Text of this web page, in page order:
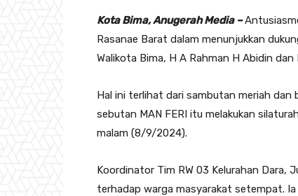
Kota Bima, Anugerah Media –
Rasanae Barat dalam menunjukkan
Walikota Bima, H A Rahman H Abidin
Hal ini terlihat dari sambutan meriah dan
sebutan MAN FERI itu melakukan
malam (8/9/2024).
Koordinator Tim RW 03 Kelurahan Dara,
terhadap warga masyarakat setempat.